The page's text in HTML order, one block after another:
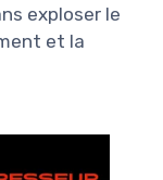
exploser le
et la